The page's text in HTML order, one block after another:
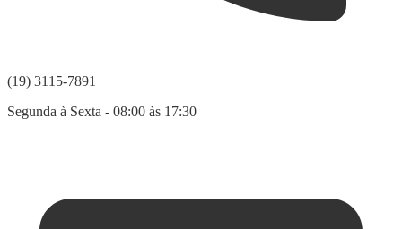
(19) 3115-7891
Segunda à Sexta - 08:00 às 17:30